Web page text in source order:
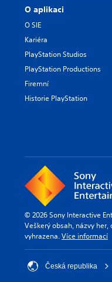
O aplikaci
O SIE
Kariéra
PlayStation Studios
PlayStation Productions
Firemní
Historie PlayStation
© 2026 Sony Interactive
Veškerý obsah, názvy
vyhrazena.Více informací
Česká republika